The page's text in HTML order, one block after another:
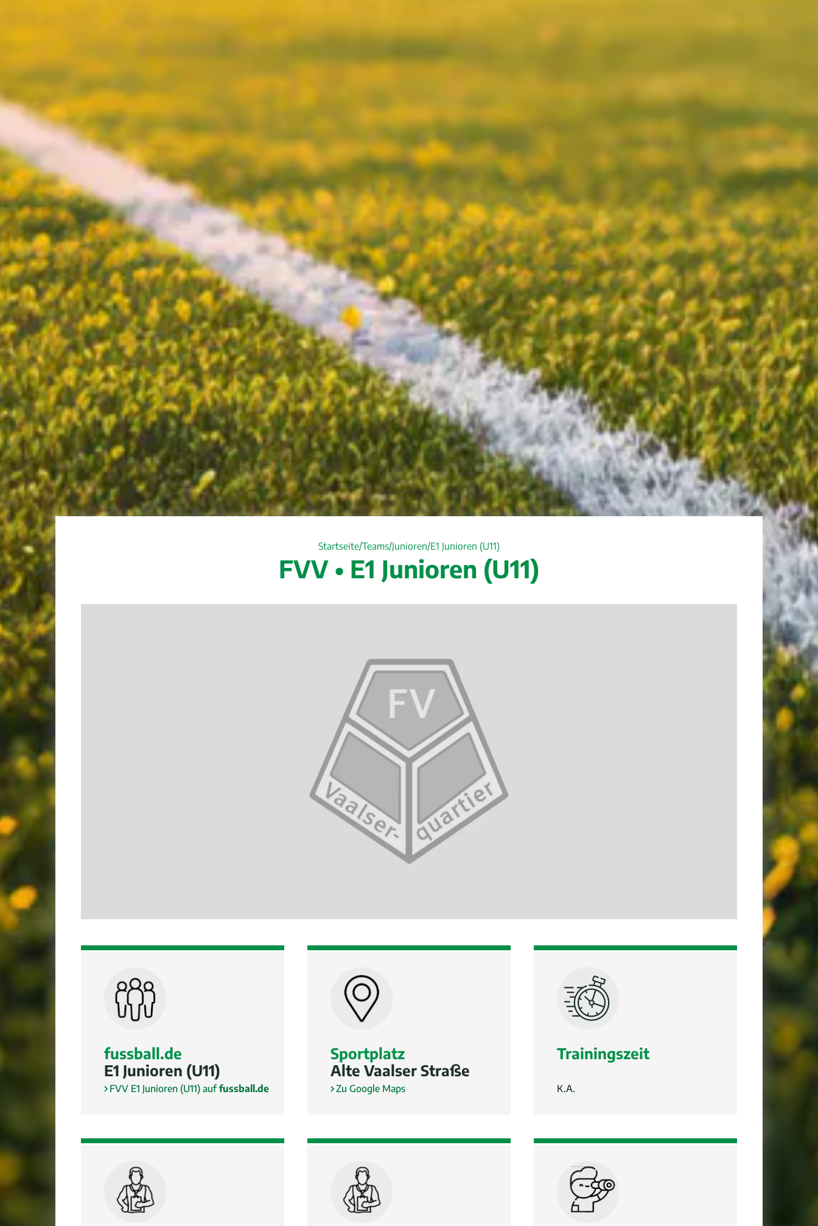
Startseite Teams Junioren E1 Junioren (U11)
FVV • E1 Junioren (U11)
fussball.de
E1 Junioren (U11)
FVV E1 Junioren (U11) auffussball.de
Sportplatz
Alte Vaalser Straße
Zu Google Maps
Trainingszeit
K.A.